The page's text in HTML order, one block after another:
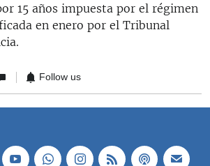
15 años impuesta por el régimen
en enero por el Tribunal
Follow us